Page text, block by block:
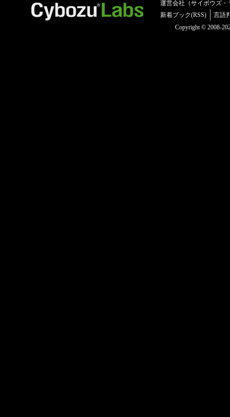
運営会社（サイボウズ・
新着ブック(RSS)
言語
Copyright © 2008-